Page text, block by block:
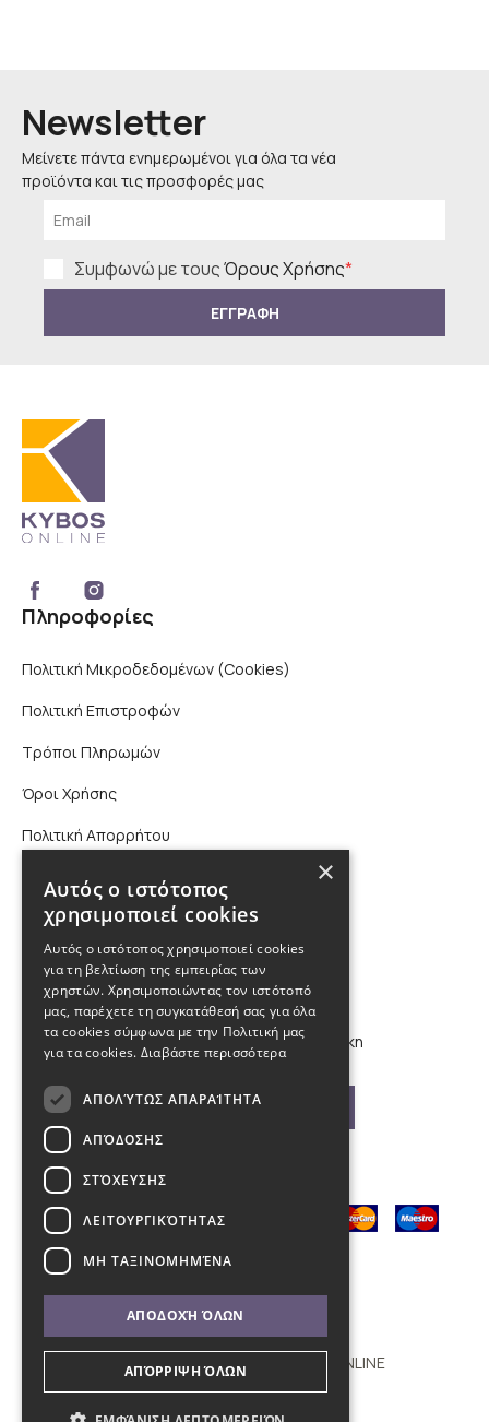
Newsletter
Μείνετε πάντα ενημερωμένοι για όλα τα νέα
προϊόντα και τις προσφορές μας
Συμφωνώ με τουςΌρους Χρήσης*
ΕΓΓΡΑΦΗ
Πληροφορίες
Πολιτική Μικροδεδομένων (Cookies)
Πολιτική Επιστροφών
Τρόποι Πληρωμών
Όροι Χρήσης
Πολιτική Απορρήτου
Επικοινωνία
210 9880988, 2310 224 460
info@kybosonline.gr
Εθνικής Αμύνης 44, 54621, Θεσσαλονίκη
Βρείτε μας στο χάρτη
Copyright © 2011 - 2026 KYBOS ONLINE
×
Αυτός ο ιστότοπος
χρησιμοποιεί cookies
Αυτός ο ιστότοπος χρησιμοποιεί cookies
για τη βελτίωση της εμπειρίας των
χρηστών. Χρησιμοποιώντας τον ιστότοπό
μας, παρέχετε τη συγκατάθεσή σας για όλα
τα cookies σύμφωνα με την Πολιτική μας
για τα cookies. Διαβάστε περισσότερα
ΑΠΟΛΎΤΩΣ ΑΠΑΡΑΊΤΗΤΑ
ΑΠΌΔΟΣΗΣ
ΣΤΌΧΕΥΣΗΣ
ΛΕΙΤΟΥΡΓΙΚΌΤΗΤΑΣ
ΜΗ ΤΑΞΙΝΟΜΗΜΈΝΑ
ΑΠΟΔΟΧΉ ΌΛΩΝ
ΑΠΌΡΡΙΨΗ ΌΛΩΝ